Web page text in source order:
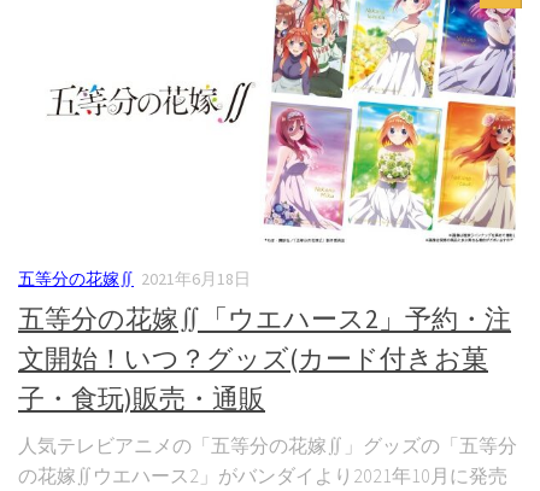
五等分の花嫁∬ 2021年6月18日
五等分の花嫁∬「ウエハース2」予約・注
文開始！いつ？グッズ(カード付きお菓
子・食玩)販売・通販
人気テレビアニメの「五等分の花嫁∬」グッズの「五等分
の花嫁∬ウエハース2」がバンダイより2021年10月に発売